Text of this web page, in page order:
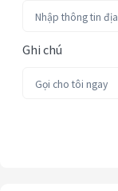
Ghi chú